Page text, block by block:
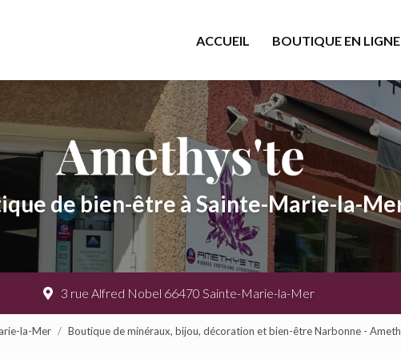
ACCUEIL BOUTIQUE EN LIGNE
de bien-être à Sainte-Marie-la-
3 rue Alfred Nobel 66470 Sainte-Marie-la-Mer
la-Mer
Boutique de minéraux, bijou, décoration et bien-être Narbonne -